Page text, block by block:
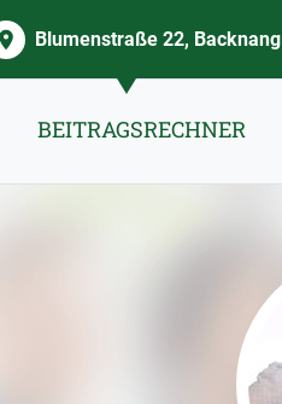
Blumenstraße 22, Backnang
BEITRAGSRECHNER